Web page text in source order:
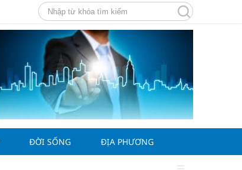
ĐỜI SỐNG ĐỊA PHƯƠNG